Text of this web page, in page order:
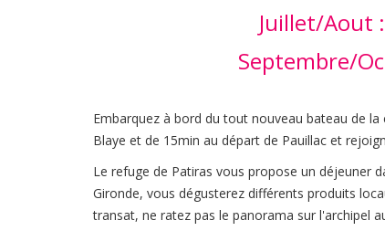
Juillet/Aout
Septembre/
Embarquez à bord du tout nouveau bateau de
Blaye et de 15min au départ de Pauillac et
Le refuge de Patiras vous propose un déjeuner
Gironde, vous dégusterez différents produits
transat, ne ratez pas le panorama sur l'archipel